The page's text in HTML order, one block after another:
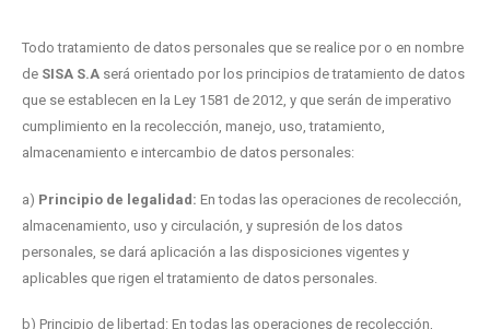
Todo tratamiento de datos personales que se realice por o en nombre
de SISA S.A será orientado por los principios de tratamiento de datos
que se establecen en la Ley 1581 de 2012, y que serán de imperativo
cumplimiento en la recolección, manejo, uso, tratamiento,
almacenamiento e intercambio de datos personales:
a) Principio de legalidad: En todas las operaciones de recolección,
almacenamiento, uso y circulación, y supresión de los datos
personales, se dará aplicación a las disposiciones vigentes y
aplicables que rigen el tratamiento de datos personales.
b) Principio de libertad: En todas las operaciones de recolección,